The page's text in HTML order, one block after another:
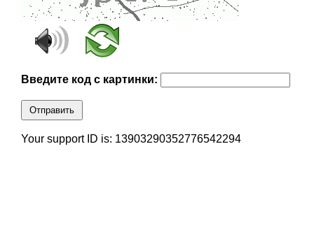
Введите код с картинки:
Отправить
Your support ID is: 13903290352776542294